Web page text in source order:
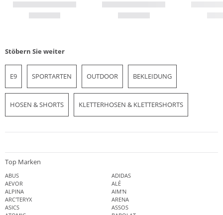
Stöbern Sie weiter
E9 SPORTARTEN OUTDOOR BEKLEIDUNG
HOSEN & SHORTS KLETTERHOSEN & KLETTERSHORTS
Top Marken
ABUS
ADIDAS
AEVOR
ALÉ
ALPINA
AIM'N
ARC'TERYX
ARENA
ASICS
ASSOS